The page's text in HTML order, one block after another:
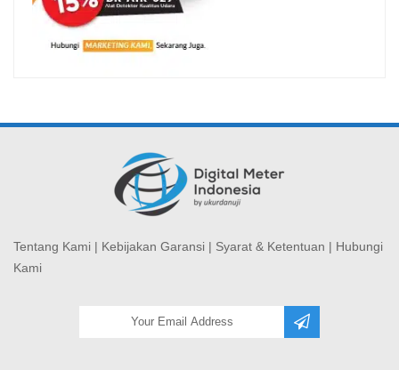
Tentang Kami | Kebijakan Garansi | Syarat & Ketentuan | Hubungi
Kami